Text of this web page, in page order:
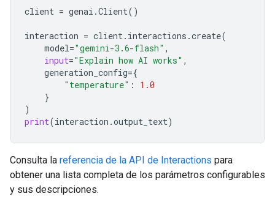
client = genai .Client()
interaction = client. interactions .create(
model="gemini-3.6-flash" ,
input="Explain how AI works" ,
generation_config={
"temperature" :
1.0
}
)
print(interaction .output_text)
Consulta la referencia de la API de Interactions para
obtener una lista completa de los parámetros configurables
y sus descripciones.